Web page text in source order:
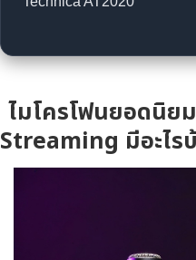
ไมโครโฟนยอดนิย
Streaming มีอะไร